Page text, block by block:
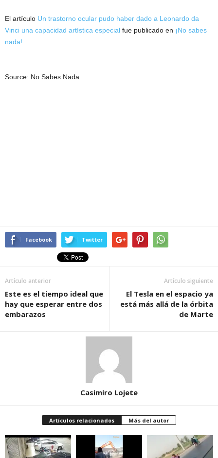
El artículo Un trastorno ocular pudo haber dado a Leonardo da
Vinci una capacidad artística especial fue publicado en ¡No sabes
nada!.
Source: No Sabes Nada
Facebook Twitter
Artículo anterior
Este es el tiempo ideal que
hay que esperar entre dos
embarazos
Artículo siguiente
El Tesla en el espacio ya
está más allá de la órbita
de Marte
Casimiro Lojete
Artículos relacionados Más del autor